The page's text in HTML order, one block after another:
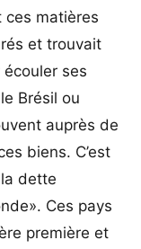
ces matières
et trouvait
ses
Brésil ou
auprès de
biens. C’est
dette
Ces pays
première et